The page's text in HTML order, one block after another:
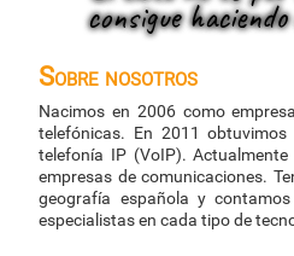
consigue
Sobre nosotros
Nacimos en 2006 como
telefónicas. En 2011
telefonía IP (VoIP).
empresas de comunicaciones.
geografía española y
especialistas en cada tipo de